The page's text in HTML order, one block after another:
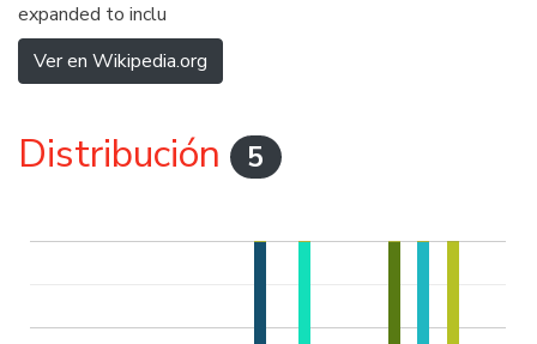
expanded to inclu
Ver en Wikipedia.org
Distribución 5